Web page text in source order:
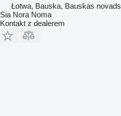
Łotwa, Bauska, Bauskas novads
Sia Nora Noma
Kontakt z dealerem